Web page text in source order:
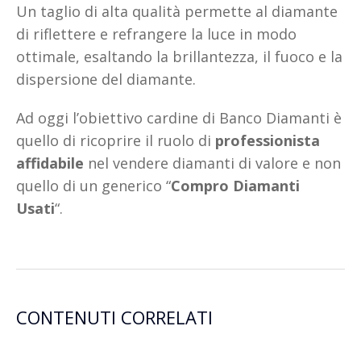
Un taglio di alta qualità permette al diamante
di riflettere e refrangere la luce in modo
ottimale, esaltando la brillantezza, il fuoco e la
dispersione del diamante.
Ad oggi l’obiettivo cardine di Banco Diamanti è
quello di ricoprire il ruolo di professionista
affidabile nel vendere diamanti di valore e non
quello di un generico “Compro Diamanti
Usati“.
CONTENUTI CORRELATI